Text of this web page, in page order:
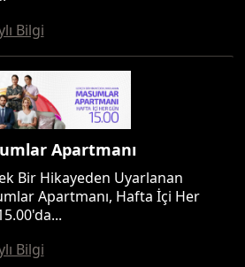
Bilgi
Apartmanı
Bir Hikayeden Uyarlanan
Apartmanı, Hafta İçi Her
Bilgi